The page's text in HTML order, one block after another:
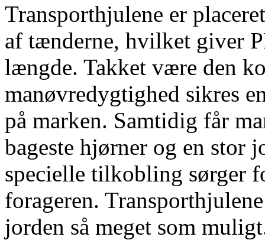
Transporthjulene er
af tænderne, hvilket giver
længde. Takket være den
manøvredygtighed sikres
på marken. Samtidig får
bageste hjørner og en stor
specielle tilkobling sørger
forageren.
jorden så meget som